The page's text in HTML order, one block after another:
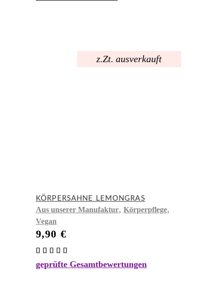
z.Zt. ausverkauft
KÖRPERSAHNE LEMONGRAS
Aus unserer Manufaktur, Körperpflege,
Vegan
9,90 €
5.00
geprüfte Gesamtbewertungen